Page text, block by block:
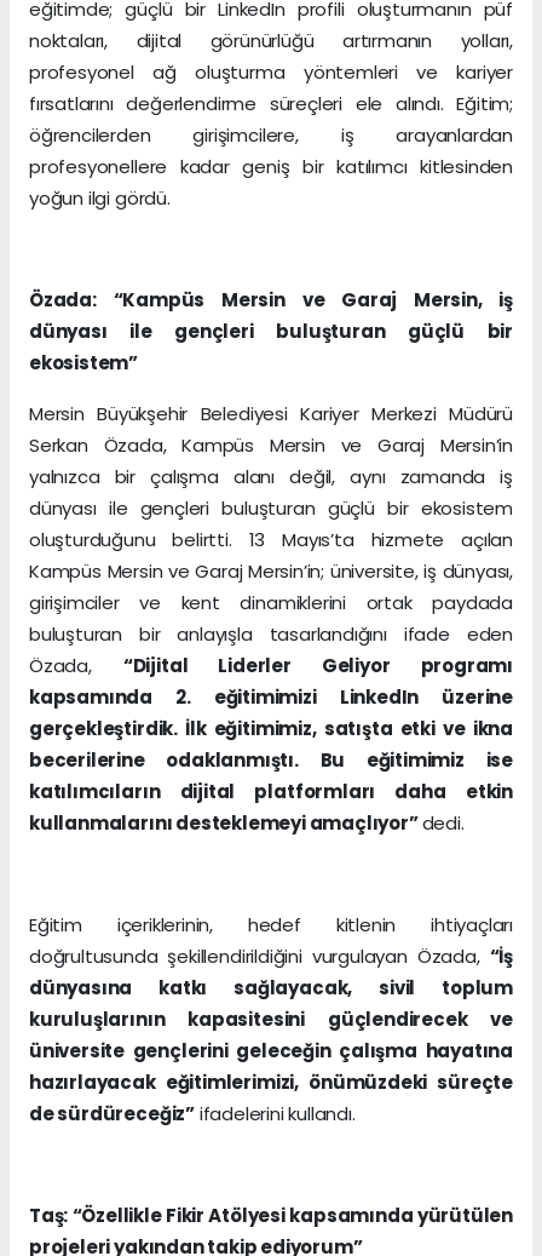
eğitimde; güçlü bir LinkedIn profili oluşturmanın püf
noktaları, dijital görünürlüğü artırmanın yolları,
profesyonel ağ oluşturma yöntemleri ve kariyer
fırsatlarını değerlendirme süreçleri ele alındı. Eğitim;
öğrencilerden girişimcilere, iş arayanlardan
profesyonellere kadar geniş bir katılımcı kitlesinden
yoğun ilgi gördü.
Özada: “Kampüs Mersin ve Garaj Mersin, iş
dünyası ile gençleri buluşturan güçlü bir
ekosistem”
Mersin Büyükşehir Belediyesi Kariyer Merkezi Müdürü
Serkan Özada, Kampüs Mersin ve Garaj Mersin’in
yalnızca bir çalışma alanı değil, aynı zamanda iş
dünyası ile gençleri buluşturan güçlü bir ekosistem
oluşturduğunu belirtti. 13 Mayıs’ta hizmete açılan
Kampüs Mersin ve Garaj Mersin’in; üniversite, iş dünyası,
girişimciler ve kent dinamiklerini ortak paydada
buluşturan bir anlayışla tasarlandığını ifade eden
Özada, “Dijital Liderler Geliyor programı
kapsamında 2. eğitimimizi LinkedIn üzerine
gerçekleştirdik. İlk eğitimimiz, satışta etki ve ikna
becerilerine odaklanmıştı. Bu eğitimimiz ise
katılımcıların dijital platformları daha etkin
kullanmalarını desteklemeyi amaçlıyor”dedi.
Eğitim içeriklerinin, hedef kitlenin ihtiyaçları
doğrultusunda şekillendirildiğini vurgulayan Özada, “İş
dünyasına katkı sağlayacak, sivil toplum
kuruluşlarının kapasitesini güçlendirecek ve
üniversite gençlerini geleceğin çalışma hayatına
hazırlayacak eğitimlerimizi, önümüzdeki süreçte
de sürdüreceğiz”ifadelerini kullandı.
Taş: “Özellikle Fikir Atölyesi kapsamında yürütülen
projeleri yakından takip ediyorum”